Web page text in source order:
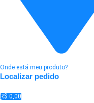
Onde está meu produto?
Localizar pedido
R$ 0,00